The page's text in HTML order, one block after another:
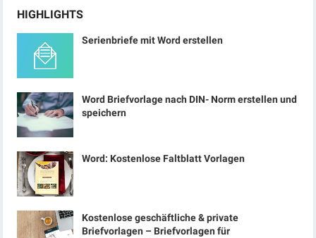
HIGHLIGHTS
Serienbriefe mit Word erstellen
Word Briefvorlage nach DIN- Norm erstellen und
speichern
Word: Kostenlose Faltblatt Vorlagen
Kostenlose geschäftliche & private
Briefvorlagen – Briefvorlagen für